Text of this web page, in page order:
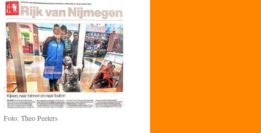
Foto: Theo Peeters